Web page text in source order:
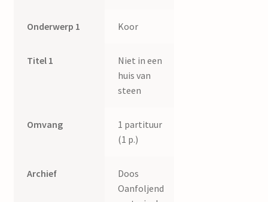
Onderwerp 1 Koor
Titel 1
Niet in een
huis van
steen
Omvang
1 partituur
(1 p.)
Archief
Doos
Oanfoljend